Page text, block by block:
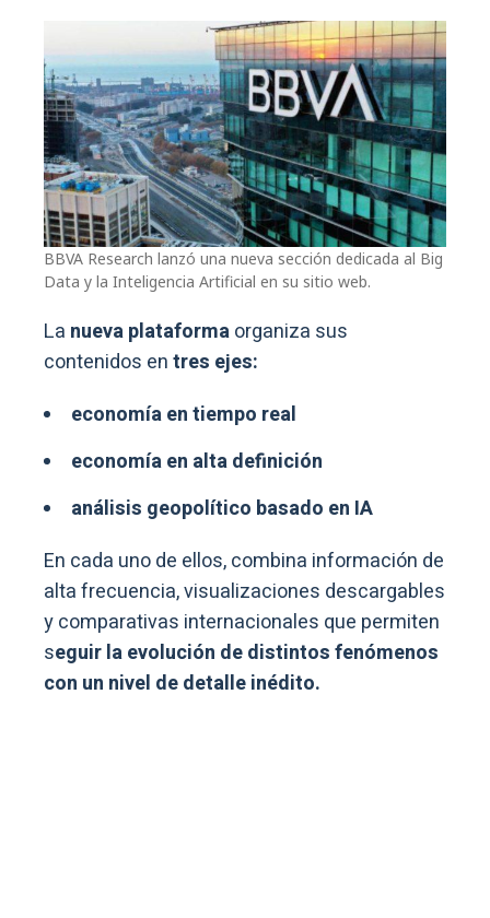
BBVA Research lanzó una nueva sección dedicada al Big
Data y la Inteligencia Artificial en su sitio web.
La nueva plataformaorganiza sus
contenidos entres ejes:
economía en tiempo real
economía en alta definición
análisis geopolítico basado en IA
En cada uno de ellos, combina información de
alta frecuencia, visualizaciones descargables
y comparativas internacionales que permiten
seguir la evolución de distintos fenómenos
con un nivel de detalle inédito.